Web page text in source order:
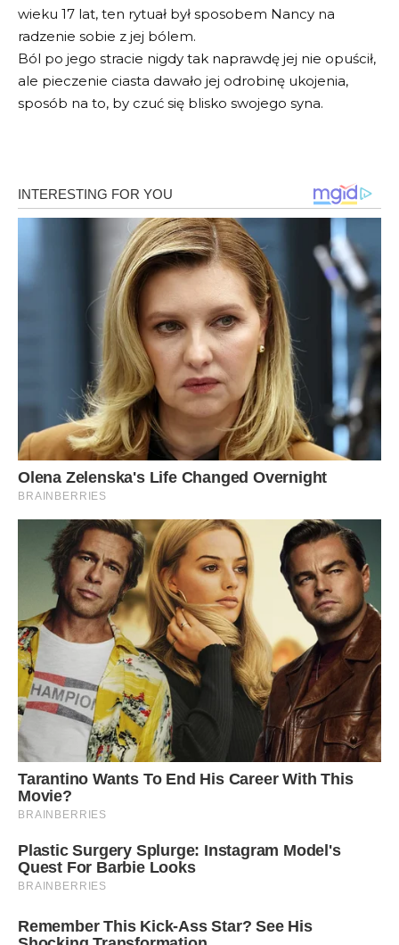
wieku 17 lat, ten rytuał był sposobem Nancy na
radzenie sobie z jej bólem.
Ból po jego stracie nigdy tak naprawdę jej nie opuścił,
ale pieczenie ciasta dawało jej odrobinę ukojenia,
sposób na to, by czuć się blisko swojego syna.